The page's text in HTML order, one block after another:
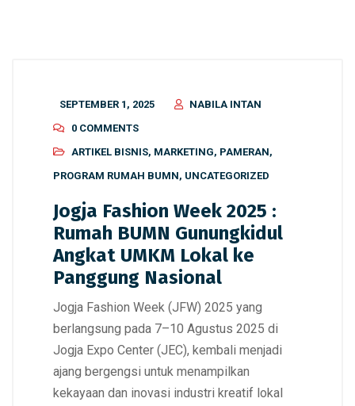
SEPTEMBER 1, 2025
NABILA INTAN
0 COMMENTS
ARTIKEL BISNIS, MARKETING, PAMERAN,
PROGRAM RUMAH BUMN, UNCATEGORIZED
Jogja Fashion Week 2025 :
Rumah BUMN Gunungkidul
Angkat UMKM Lokal ke
Panggung Nasional
Jogja Fashion Week (JFW) 2025 yang
berlangsung pada 7–10 Agustus 2025 di
Jogja Expo Center (JEC), kembali menjadi
ajang bergengsi untuk menampilkan
kekayaan dan inovasi industri kreatif lokal